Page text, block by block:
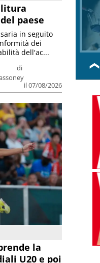
paese
di
il 07/08/2026
in seguito
dei
dell'ac...
la
U20 e poi
❮